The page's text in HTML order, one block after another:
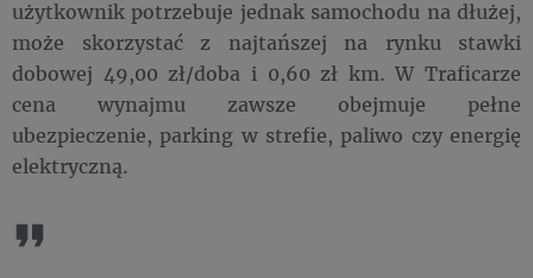
użytkownik potrzebuje jednak samochodu na dłużej,
może skorzystać z najtańszej na rynku stawki
dobowej 49,00 zł/doba i 0,60 zł km. W Traficarze
cena wynajmu zawsze obejmuje pełne
ubezpieczenie, parking w strefie, paliwo czy energię
elektryczną.